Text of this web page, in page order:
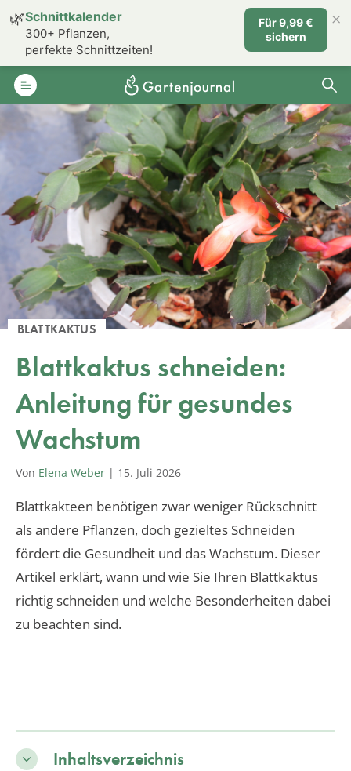
BLATTKAKTUS
Blattkaktus schneiden:
Anleitung für gesundes
Wachstum
Von Elena Weber | 15. Juli 2026
Blattkakteen benötigen zwar weniger Rückschnitt
als andere Pflanzen, doch gezieltes Schneiden
fördert die Gesundheit und das Wachstum. Dieser
Artikel erklärt, wann und wie Sie Ihren Blattkaktus
richtig schneiden und welche Besonderheiten dabei
zu beachten sind.
Inhaltsverzeichnis
🌿Schnittkalender
300+ Pflanzen,
perfekte Schnittzeiten!
Für 9,99 €
sichern
×